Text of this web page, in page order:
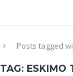
Posts tagged
TAG: ESKIMO